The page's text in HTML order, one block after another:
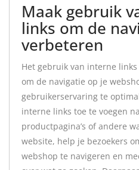
Maak gebruik
links om de
verbeteren
Het gebruik van interne
om de navigatie op je
gebruikerservaring te
interne links toe te voegen
productpagina’s of andere
website, help je bezoekers
webshop te navigeren en